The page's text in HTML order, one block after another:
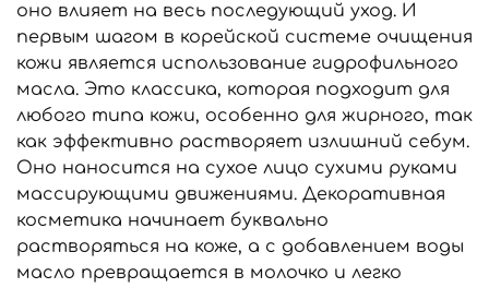
оно влияет на весь последующий уход. И
первым шагом в корейской системе очищения
кожи является использование гидрофильного
масла. Это классика, которая подходит для
любого типа кожи, особенно для жирного, так
как эффективно растворяет излишний себум.
Оно наносится на сухое лицо сухими руками
массирующими движениями. Декоративная
косметика начинает буквально
растворяться на коже, а с добавлением воды
масло превращается в молочко и легко